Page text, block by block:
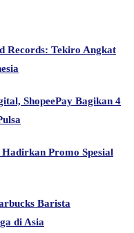
Records: Tekiro Angkat
ShopeePay Bagikan 4
Promo Spesial
Barista
di Asia